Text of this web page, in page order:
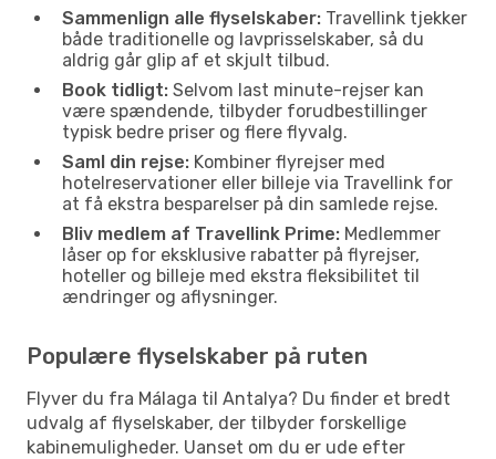
Sammenlign alle flyselskaber: Travellink tjekker
både traditionelle og lavprisselskaber, så du
aldrig går glip af et skjult tilbud.
Book tidligt: Selvom last minute-rejser kan
være spændende, tilbyder forudbestillinger
typisk bedre priser og flere flyvalg.
Saml din rejse: Kombiner flyrejser med
hotelreservationer eller billeje via Travellink for
at få ekstra besparelser på din samlede rejse.
Bliv medlem af Travellink Prime: Medlemmer
låser op for eksklusive rabatter på flyrejser,
hoteller og billeje med ekstra fleksibilitet til
ændringer og aflysninger.
Populære flyselskaber på ruten
Flyver du fra Málaga til Antalya? Du finder et bredt
udvalg af flyselskaber, der tilbyder forskellige
kabinemuligheder. Uanset om du er ude efter